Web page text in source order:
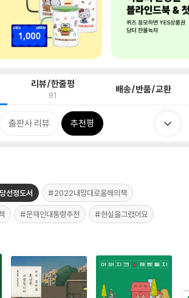
리뷰/한줄평
91 배송/반품/교환
출판사 리뷰 추천평
선정도서 #2022내맘대로올해의책
#문재인대통령추천 #현실을그렸어요